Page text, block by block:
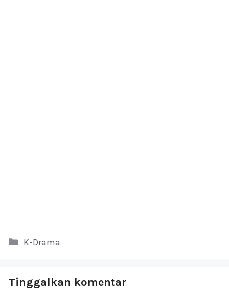
Kategori
K-Drama
Tinggalkan komentar